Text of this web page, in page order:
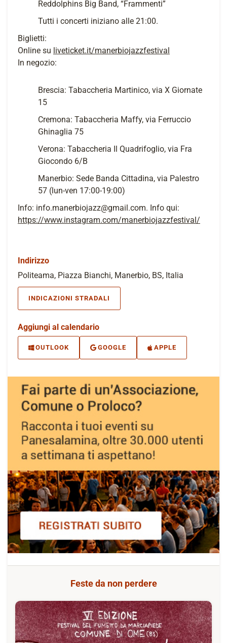
Reddolphins Big Band, “Frammenti”
Tutti i concerti iniziano alle 21:00.
Biglietti:
Online su liveticket.it/manerbiojazzfestival
In negozio:
Brescia: Tabaccheria Martinico, via X Giornate
15
Cremona: Tabaccheria Maffy, via Ferruccio
Ghinaglia 75
Verona: Tabaccheria Il Quadrifoglio, via Fra
Giocondo 6/B
Manerbio: Sede Banda Cittadina, via Palestro
57 (lun-ven 17:00-19:00)
Info: info.manerbiojazz@gmail.com. Info qui:
https://www.instagram.com/manerbiojazzfestival/
Indirizzo
Politeama, Piazza Bianchi, Manerbio, BS, Italia
INDICAZIONI STRADALI
Aggiungi al calendario
OUTLOOK GOOGLE APPLE
Feste da non perdere